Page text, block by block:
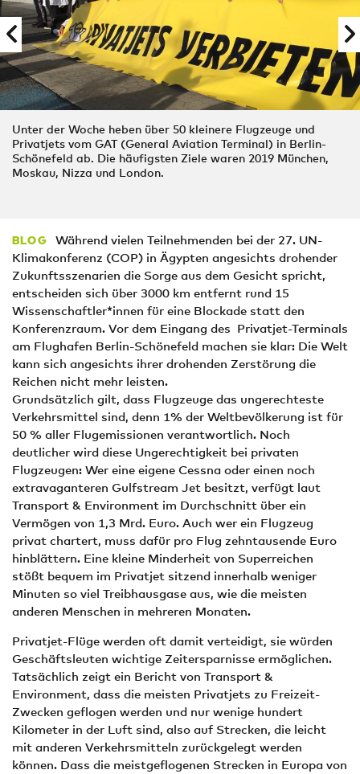
Unter der Woche heben über 50 kleinere Flugzeuge und
Privatjets vom GAT (General Aviation Terminal) in Berlin-
Schönefeld ab. Die häufigsten Ziele waren 2019 München,
Moskau, Nizza und London.
BLOG
Während vielen Teilnehmenden bei der 27. UN-
Klimakonferenz (COP) in Ägypten angesichts drohender
Zukunftsszenarien die Sorge aus dem Gesicht spricht,
entscheiden sich über 3000 km entfernt rund 15
Wissenschaftler*innen für eine Blockade statt den
Konferenzraum. Vor dem Eingang des Privatjet-Terminals
am Flughafen Berlin-Schönefeld machen sie klar: Die Welt
kann sich angesichts ihrer drohenden Zerstörung die
Reichen nicht mehr leisten.
Grundsätzlich gilt, dass Flugzeuge das ungerechteste
Verkehrsmittel sind, denn 1% der Weltbevölkerung ist für
50 % aller Flugemissionen verantwortlich. Noch
deutlicher wird diese Ungerechtigkeit bei privaten
Flugzeugen: Wer eine eigene Cessna oder einen noch
extravaganteren Gulfstream Jet besitzt, verfügt laut
Transport & Environment im Durchschnitt über ein
Vermögen von 1,3 Mrd. Euro. Auch wer ein Flugzeug
privat chartert, muss dafür pro Flug zehntausende Euro
hinblättern. Eine kleine Minderheit von Superreichen
stößt bequem im Privatjet sitzend innerhalb weniger
Minuten so viel Treibhausgase aus, wie die meisten
anderen Menschen in mehreren Monaten.
Privatjet-Flüge werden oft damit verteidigt, sie würden
Geschäftsleuten wichtige Zeitersparnisse ermöglichen.
Tatsächlich zeigt ein Bericht von Transport &
Environment, dass die meisten Privatjets zu Freizeit-
Zwecken geflogen werden und nur wenige hundert
Kilometer in der Luft sind, also auf Strecken, die leicht
mit anderen Verkehrsmitteln zurückgelegt werden
können. Dass die meistgeflogenen Strecken in Europa von